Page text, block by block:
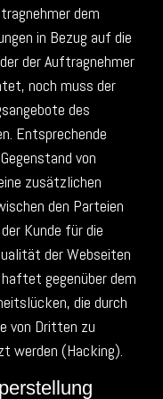
dem
in Bezug auf die
der Auftragnehmer
noch muss der
des
Entsprechende
von
zusätzlichen
den Parteien
Kunde für die
der Webseiten
gegenüber dem
die durch
von Dritten zu
werden (Hacking).